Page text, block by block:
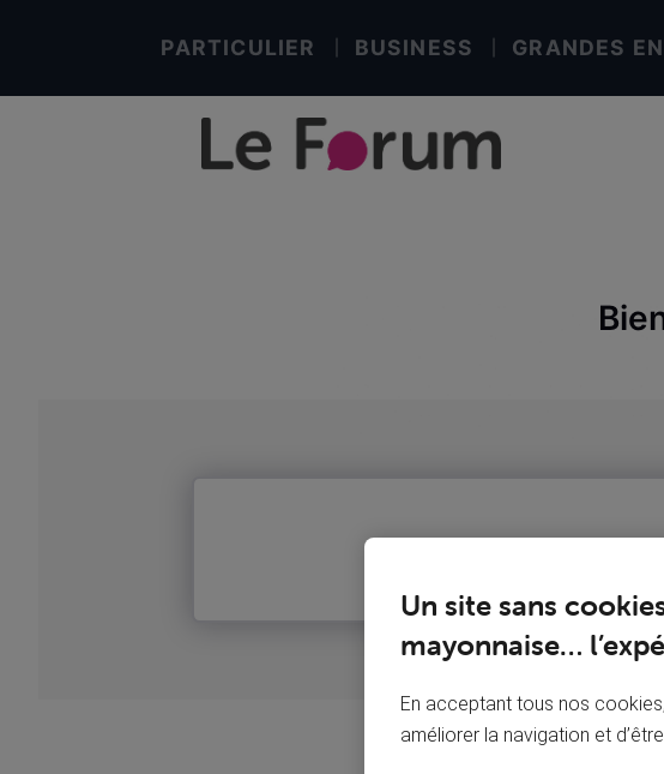
PARTICULIER BUSINESS GRANDES
Un site sans
mayonnaise…
En acceptant tous nos
améliorer la navigation et